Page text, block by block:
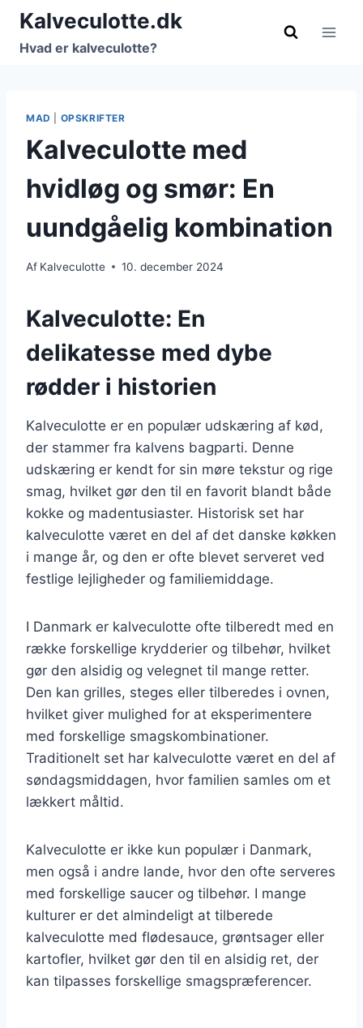
Fortsæt
indhold
Kalveculotte.dk
Hvad er kalveculotte?
MAD OPSKRIFTER
Kalveculotte med
hvidløg og smør: En
uundgåelig kombination
Af Kalveculotte 10. december 2024
Kalveculotte: En
delikatesse med dybe
rødder i historien
Kalveculotte er en populær udskæring af kød,
der stammer fra kalvens bagparti. Denne
udskæring er kendt for sin møre tekstur og rige
smag, hvilket gør den til en favorit blandt både
kokke og madentusiaster. Historisk set har
kalveculotte været en del af det danske køkken
i mange år, og den er ofte blevet serveret ved
festlige lejligheder og familiemiddage.
I Danmark er kalveculotte ofte tilberedt med en
række forskellige krydderier og tilbehør, hvilket
gør den alsidig og velegnet til mange retter.
Den kan grilles, steges eller tilberedes i ovnen,
hvilket giver mulighed for at eksperimentere
med forskellige smagskombinationer.
Traditionelt set har kalveculotte været en del af
søndagsmiddagen, hvor familien samles om et
lækkert måltid.
Kalveculotte er ikke kun populær i Danmark,
men også i andre lande, hvor den ofte serveres
med forskellige saucer og tilbehør. I mange
kulturer er det almindeligt at tilberede
kalveculotte med flødesauce, grøntsager eller
kartofler, hvilket gør den til en alsidig ret, der
kan tilpasses forskellige smagspræferencer.